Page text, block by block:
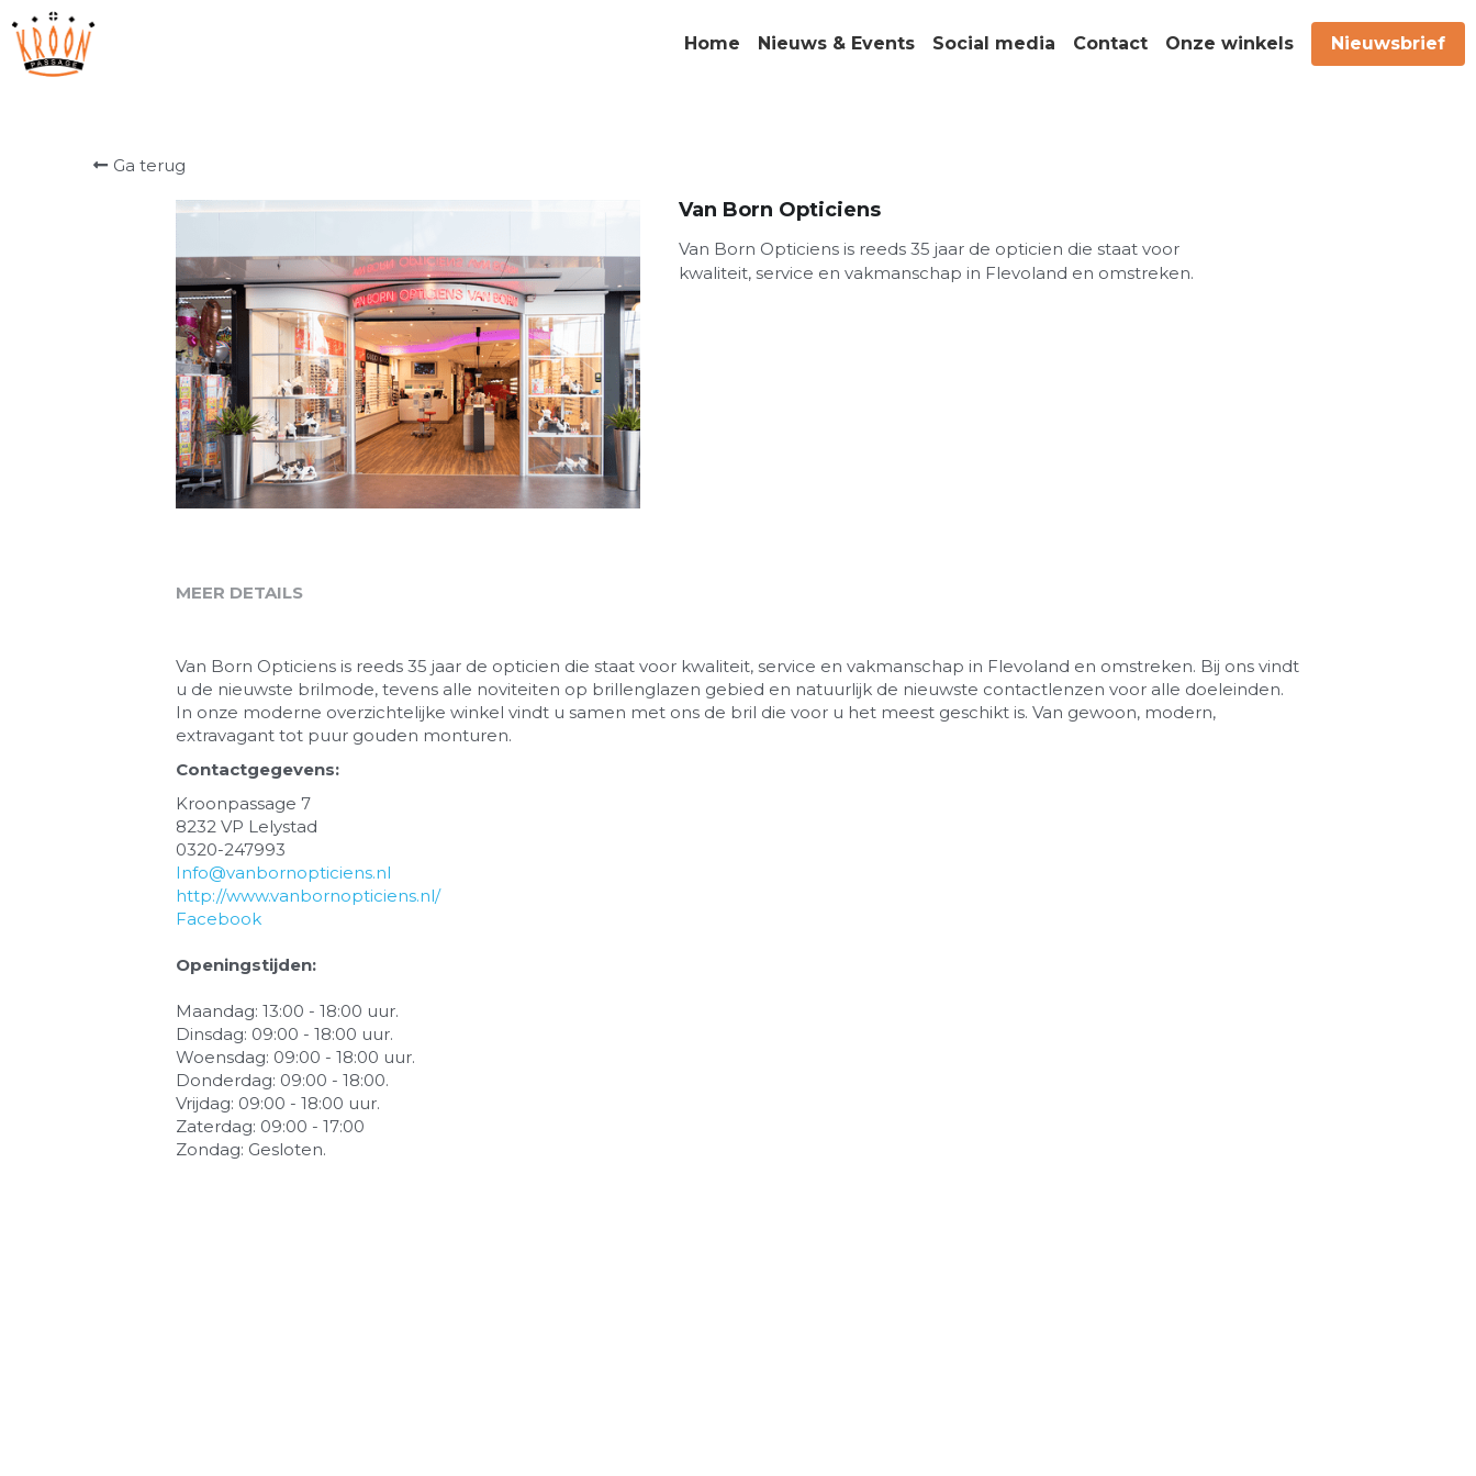
Home Nieuws & Events Social media Contact Onze winkels Nieuwsbrief
Ga terug
Van Born Opticiens
Van Born Opticiens is reeds 35 jaar de opticien die staat voor
kwaliteit, service en vakmanschap in Flevoland en omstreken.
MEER DETAILS
Van Born Opticiens is reeds 35 jaar de opticien die staat voor kwaliteit, service en vakmanschap in Flevoland en omstreken. Bij ons vindt
u de nieuwste brilmode, tevens alle noviteiten op brillenglazen gebied en natuurlijk de nieuwste contactlenzen voor alle doeleinden.
In onze moderne overzichtelijke winkel vindt u samen met ons de bril die voor u het meest geschikt is. Van gewoon, modern,
extravagant tot puur gouden monturen.
Contactgegevens:
Kroonpassage 7
8232 VP Lelystad
0320-247993
Info@vanbornopticiens.nl
http://www.vanbornopticiens.nl/
Facebook
Openingstijden:
Maandag: 13:00 - 18:00 uur.
Dinsdag: 09:00 - 18:00 uur.
Woensdag: 09:00 - 18:00 uur.
Donderdag: 09:00 - 18:00.
Vrijdag: 09:00 - 18:00 uur.
Zaterdag: 09:00 - 17:00
Zondag: Gesloten.